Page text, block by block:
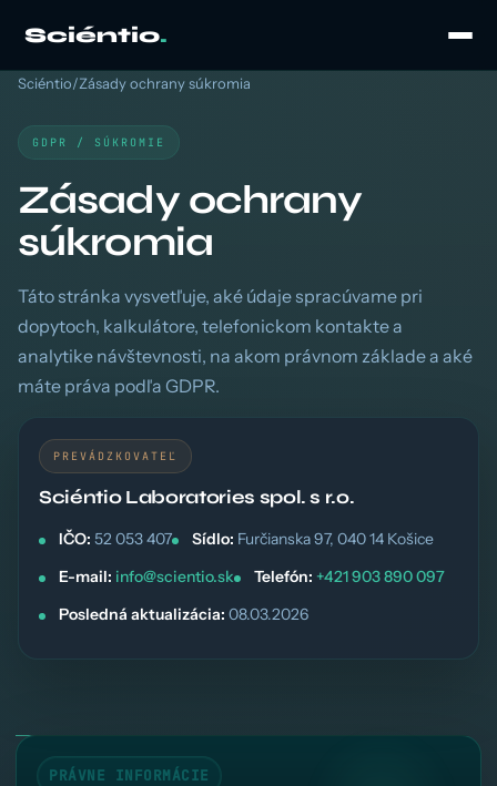
Sciéntio.
Sciéntio/Zásady ochrany súkromia
GDPR / SÚKROMIE
Zásady ochrany
súkromia
Táto stránka vysvetľuje, aké údaje spracúvame pri
dopytoch, kalkulátore, telefonickom kontakte a
analytike návštevnosti, na akom právnom základe a aké
máte práva podľa GDPR.
PREVÁDZKOVATEĽ
Sciéntio Laboratories spol. s r.o.
IČO: 52 053 407 Sídlo: Furčianska 97, 040 14 Košice
E-mail: info@scientio.sk Telefón: +421 903 890 097
Posledná aktualizácia: 08.03.2026
PRÁVNE INFORMÁCIE